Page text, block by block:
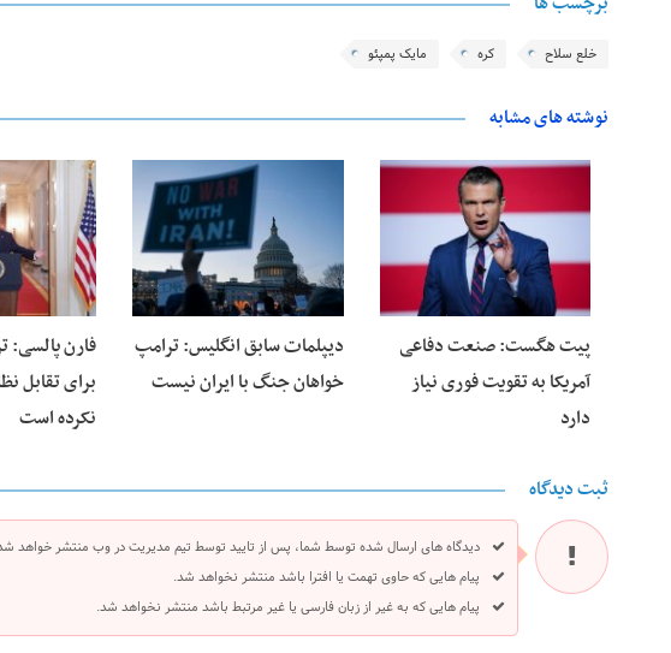
خلع سلاح کره مایک پمپئو
نوشته های مشابه
پیت هگست: صنعت دفاعی
آمریکا به تقویت فوری نیاز
دارد
دیپلمات سابق انگلیس:‌ ترامپ
خواهان جنگ با ایران نیست
فارن پالسی:
برای تقابل
نکرده است
ثبت دیدگاه
دیدگاه های ارسال شده توسط شما، پس از تایید توسط تیم مدیریت در وب منتشر خواهد
پیام هایی که حاوی تهمت یا افترا باشد منتشر نخواهد شد.
پیام هایی که به غیر از زبان فارسی یا غیر مرتبط باشد منتشر نخواهد شد.